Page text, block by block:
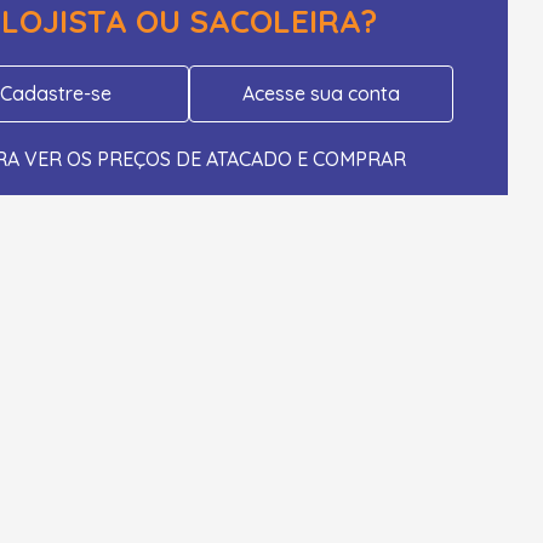
LOJISTA OU SACOLEIRA?
Cadastre-se Acesse sua conta
VER OS PREÇOS DE ATACADO E COMPRAR